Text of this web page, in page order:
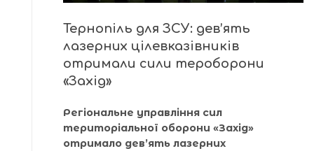
Тернопіль для ЗСУ: дев’ять
лазерних цілевказівників
отримали сили тероборони
«Захід»
Регіональне управління сил
територіальної оборони «Захід»
отримало дев’ять лазерних